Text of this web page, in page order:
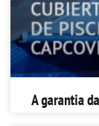
A garantia